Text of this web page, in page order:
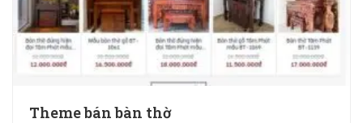
Theme bán bàn thờ